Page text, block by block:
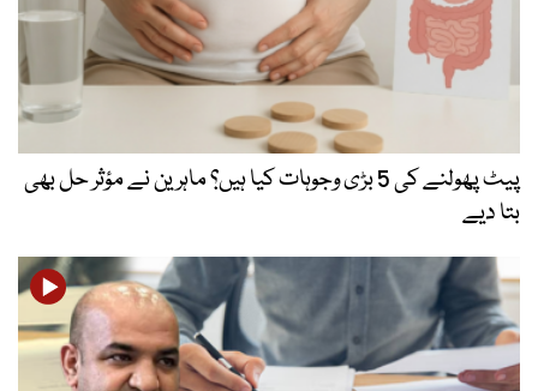
پیٹ پھولنے کی 5 بڑی وجوہات کیا ہیں؟ ماہرین نے مؤثر حل بھی
بتا دیے